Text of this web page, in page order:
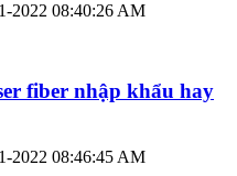
2022 08:40:26 AM
fiber nhập khẩu hay
2022 08:46:45 AM